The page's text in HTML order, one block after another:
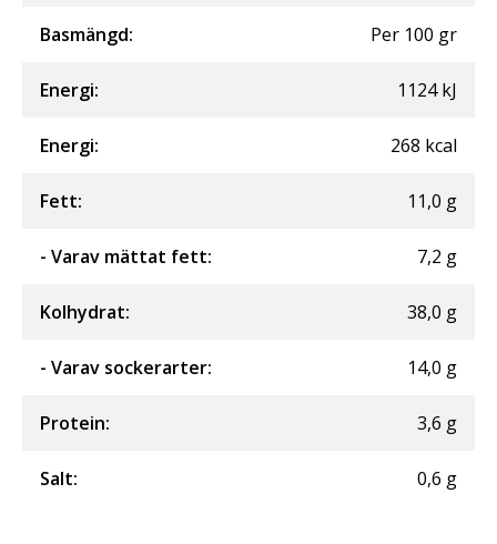
Basmängd: Per 100 gr
Energi: 1124 kJ
Energi: 268 kcal
Fett: 11,0 g
- Varav mättat fett: 7,2 g
Kolhydrat: 38,0 g
- Varav sockerarter: 14,0 g
Protein: 3,6 g
Salt: 0,6 g